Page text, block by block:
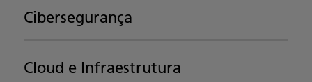
Cibersegurança
Cloud e Infraestrutura